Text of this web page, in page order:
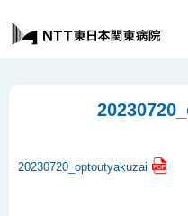
20230720_optoutyakuzai